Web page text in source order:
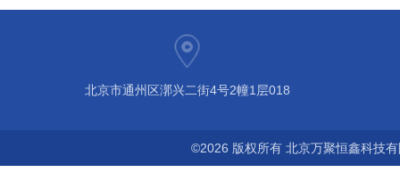
北京市通州区漷兴二街4号2幢1层018
©2026 版权所有 北京万聚恒鑫科技